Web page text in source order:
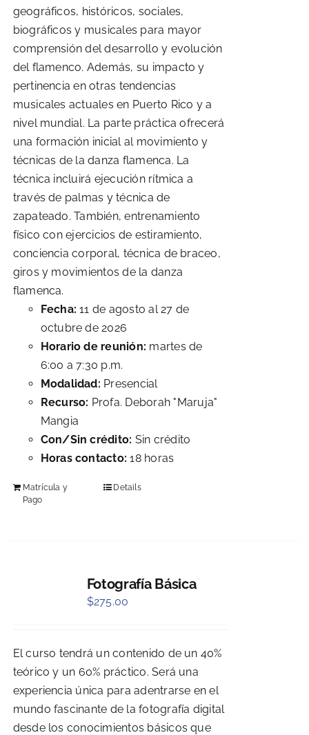
geográficos, históricos, sociales,
biográficos y musicales para mayor
comprensión del desarrollo y evolución
del flamenco. Además, su impacto y
pertinencia en otras tendencias
musicales actuales en Puerto Rico y a
nivel mundial. La parte práctica ofrecerá
una formación inicial al movimiento y
técnicas de la danza flamenca. La
técnica incluirá ejecución rítmica a
través de palmas y técnica de
zapateado. También, entrenamiento
físico con ejercicios de estiramiento,
conciencia corporal, técnica de braceo,
giros y movimientos de la danza
flamenca.
Fecha:11 de agosto al 27 de
octubre de 2026
Horario de reunión: martes de
6:00 a 7:30 p.m.
Modalidad: Presencial
Recurso: Profa. Deborah "Maruja"
Mangia
Con/Sin crédito: Sin crédito
Horas contacto: 18 horas
Matrícula y
Pago
Details
Fotografía Básica
$275.00
El curso tendrá un contenido de un 40%
teórico y un 60% práctico. Será una
experiencia única para adentrarse en el
mundo fascinante de la fotografía digital
desde los conocimientos básicos que